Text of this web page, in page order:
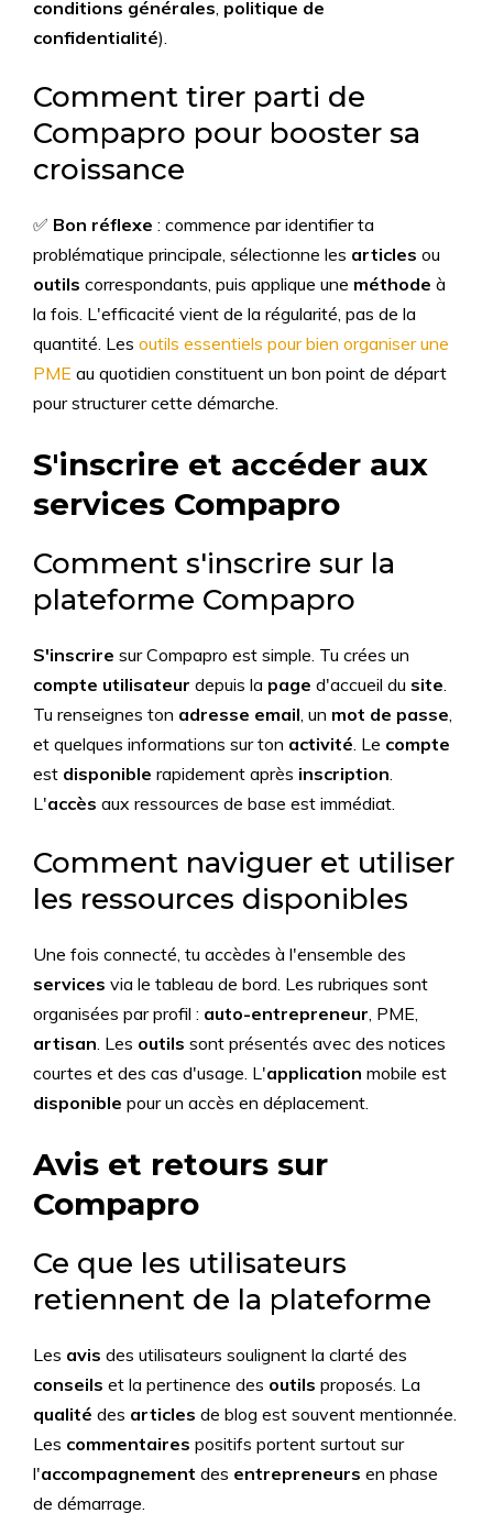
conditions générales, politique de
confidentialité).
Comment tirer parti de
Compapro pour booster sa
croissance
✅ Bon réflexe : commence par identifier ta
problématique principale, sélectionne les articles ou
outils correspondants, puis applique une méthode à
la fois. L'efficacité vient de la régularité, pas de la
quantité. Les outils essentiels pour bien organiser une
PME au quotidien constituent un bon point de départ
pour structurer cette démarche.
S'inscrire et accéder aux
services Compapro
Comment s'inscrire sur la
plateforme Compapro
S'inscrire sur Compapro est simple. Tu crées un
compte utilisateur depuis la page d'accueil du site.
Tu renseignes ton adresse email, un mot de passe,
et quelques informations sur ton activité. Le compte
est disponible rapidement après inscription.
L'accès aux ressources de base est immédiat.
Comment naviguer et utiliser
les ressources disponibles
Une fois connecté, tu accèdes à l'ensemble des
services via le tableau de bord. Les rubriques sont
organisées par profil : auto-entrepreneur, PME,
artisan. Les outils sont présentés avec des notices
courtes et des cas d'usage. L'application mobile est
disponible pour un accès en déplacement.
Avis et retours sur
Compapro
Ce que les utilisateurs
retiennent de la plateforme
Les avis des utilisateurs soulignent la clarté des
conseils et la pertinence des outils proposés. La
qualité des articles de blog est souvent mentionnée.
Les commentaires positifs portent surtout sur
l'accompagnement des entrepreneurs en phase
de démarrage.